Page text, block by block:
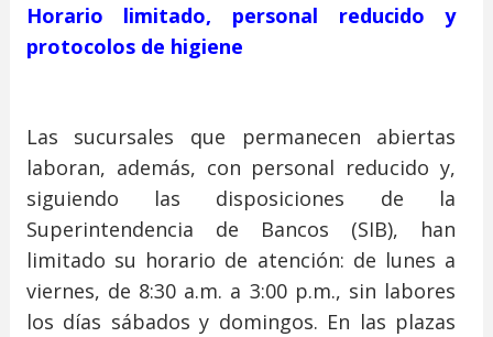
Horario limitado, personal reducido y
protocolos de higiene
Las sucursales que permanecen abiertas
laboran, además, con personal reducido y,
siguiendo las disposiciones de la
Superintendencia de Bancos (SIB), han
limitado su horario de atención: de lunes a
viernes, de 8:30 a.m. a 3:00 p.m., sin labores
los días sábados y domingos. En las plazas